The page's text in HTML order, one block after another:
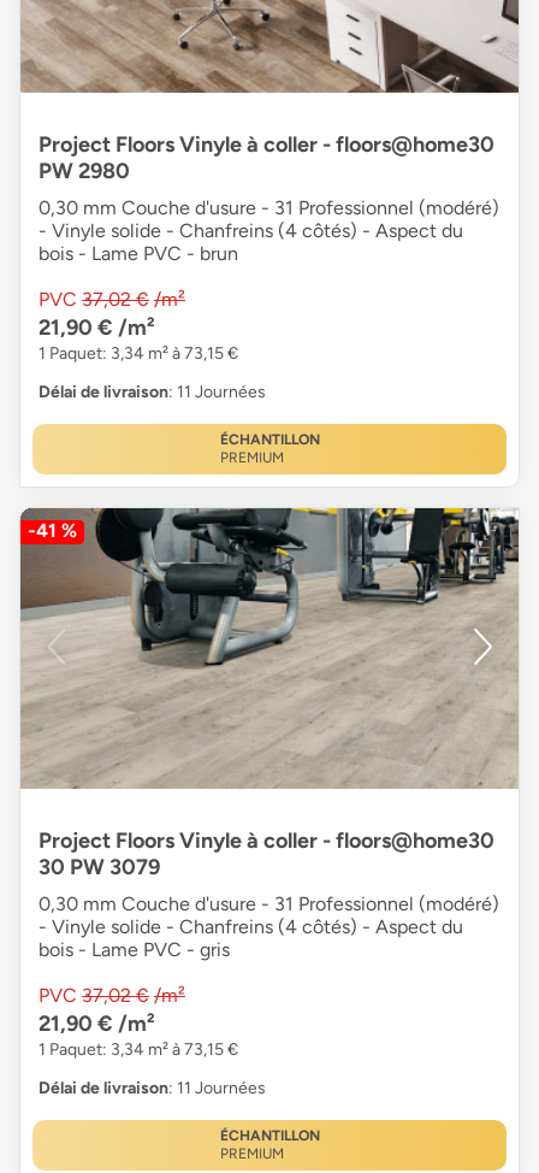
Project Floors Vinyle à coller - floors@home30
PW 2980
0,30 mm Couche d'usure - 31 Professionnel (modéré)
- Vinyle solide - Chanfreins (4 côtés) - Aspect du
bois - Lame PVC - brun
PVC 37,02 € /m²
21,90 € /m²
1 Paquet: 3,34 m² à 73,15 €
Délai de livraison: 11 Journées
ÉCHANTILLON
PREMIUM
-41 %
Project Floors Vinyle à coller - floors@home30
30 PW 3079
0,30 mm Couche d'usure - 31 Professionnel (modéré)
- Vinyle solide - Chanfreins (4 côtés) - Aspect du
bois - Lame PVC - gris
PVC 37,02 € /m²
21,90 € /m²
1 Paquet: 3,34 m² à 73,15 €
Délai de livraison: 11 Journées
ÉCHANTILLON
PREMIUM